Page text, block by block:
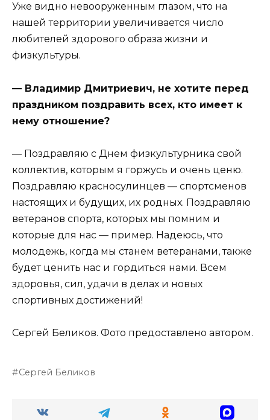
Уже видно невооруженным глазом, что на
нашей территории увеличивается число
любителей здорового образа жизни и
физкультуры.
— Владимир Дмитриевич, не хотите перед
праздником поздравить всех, кто имеет к
нему отношение?
— Поздравляю с Днем физкультурника свой
коллектив, которым я горжусь и очень ценю.
Поздравляю красносулинцев — спортсменов
настоящих и будущих, их родных. Поздравляю
ветеранов спорта, которых мы помним и
которые для нас — пример. Надеюсь, что
молодежь, когда мы станем ветеранами, также
будет ценить нас и гордиться нами. Всем
здоровья, сил, удачи в делах и новых
спортивных достижений!
Сергей Беликов. Фото предоставлено автором.
Сергей Беликов